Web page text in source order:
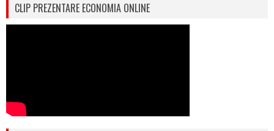
CLIP PREZENTARE ECONOMIA ONLINE